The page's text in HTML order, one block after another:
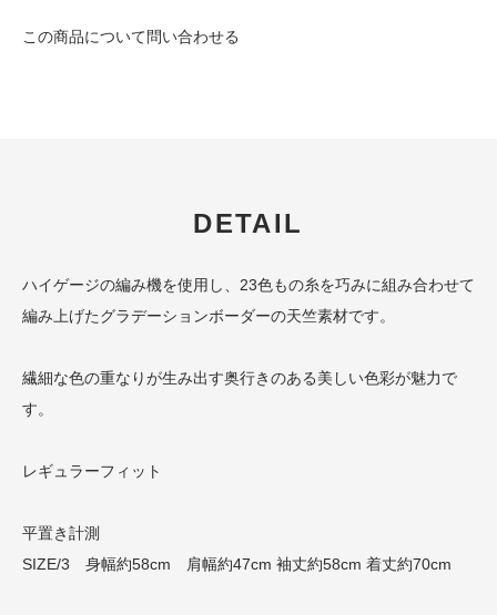
この商品について問い合わせる
DETAIL
ハイゲージの編み機を使用し、23色もの糸を巧みに組み合わせて
編み上げたグラデーションボーダーの天竺素材です。
繊細な色の重なりが生み出す奥行きのある美しい色彩が魅力で
す。
レギュラーフィット
平置き計測
SIZE/3 身幅約58cm 肩幅約47cm 袖丈約58cm 着丈約70cm